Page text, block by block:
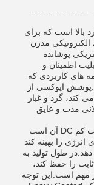
بالا است که برای
مدرن
پوشانده
اطمینان و
های کاربردی که
اپوکسی از
کند، گرد و غبار
مدت و عایق
یکی از ویژگی های کلیدی این هشداره مقاومت کم DC آن است
را بهینه کند
طول تولید به
را حفظ کند،
مهم است.این توجه